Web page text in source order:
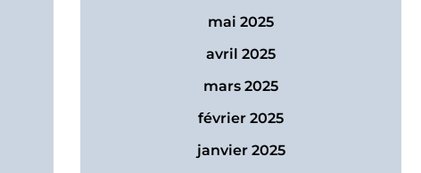
mai 2025
avril 2025
mars 2025
février 2025
janvier 2025